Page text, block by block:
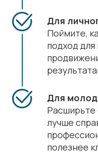
Для
Поймите,
подход для
Для
Расширьте
лучше
полезнее